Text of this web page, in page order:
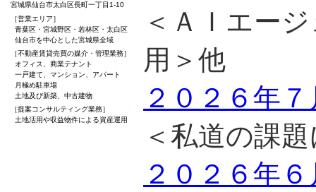
＜ＡＩエー
用＞他
２０２６年
＜私道の課
２０２６年
宮城県仙台市太白区長町一丁目1-10
［営業エリア］
青葉区・宮城野区・若林区・太白区
仙台市を中心とした宮城県全域
［不動産賃貸売買の媒介・管理業務］
オフィス、商業テナント
一戸建て、マンション、アパート
月極め駐車場
土地及び新築、中古建物
［提案コンサルティング業務］
土地活用や収益物件による資産運用